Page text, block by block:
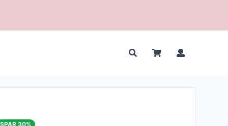
SPAR 30%